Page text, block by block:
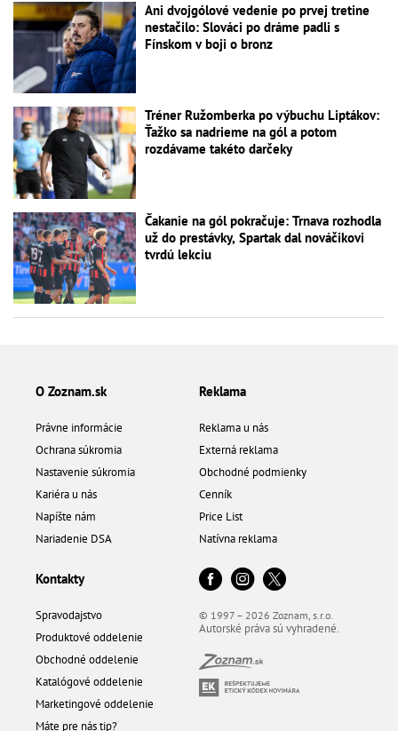
Ani dvojgólové vedenie po prvej tretine
nestačilo: Slováci po dráme padli s
Fínskom v boji o bronz
Tréner Ružomberka po výbuchu Liptákov:
Ťažko sa nadrieme na gól a potom
rozdávame takéto darčeky
Čakanie na gól pokračuje: Trnava rozhodla
už do prestávky, Spartak dal nováčikovi
tvrdú lekciu
O Zoznam.sk
Právne informácie
Ochrana súkromia
Nastavenie súkromia
Kariéra u nás
Napíšte nám
Nariadenie DSA
Reklama
Reklama u nás
Externá reklama
Obchodné podmienky
Cenník
Price List
Natívna reklama
Kontakty
Spravodajstvo
Produktové oddelenie
Obchodné oddelenie
Katalógové oddelenie
Marketingové oddelenie
Máte pre nás tip?
© 1997 – 2026 Zoznam, s.r.o.
Autorské práva sú vyhradené.